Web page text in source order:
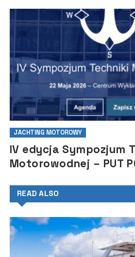
JACHTING MOTOROWY
IV edycja Sympozjum
Motorowodnej – PUT
READ ALSO